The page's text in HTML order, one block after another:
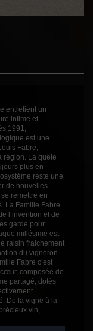
entretient un
intime et
1991,
est une
Fabre,
région. La quête
plus en
reste une
de nouvelles
remettre en
La Famille Fabre
l’invention et de
garde pour
millésime est
raisin fraichement
du vigneron
Fabre c’est
composée de
partagé, dotés
De la vigne à la
vin,